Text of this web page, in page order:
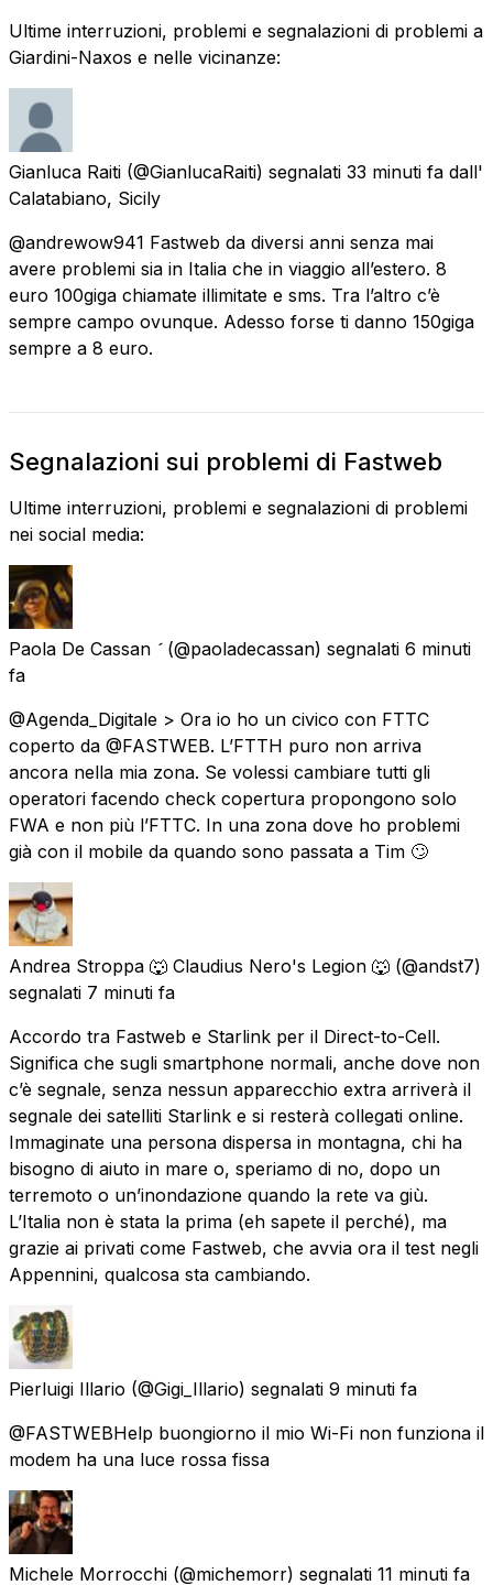
Ultime interruzioni, problemi e segnalazioni di problemi a
Giardini-Naxos e nelle vicinanze:
Gianluca Raiti (@GianlucaRaiti) segnalati 33 minuti fa dall'
Calatabiano, Sicily
@andrewow941 Fastweb da diversi anni senza mai
avere problemi sia in Italia che in viaggio all’estero. 8
euro 100giga chiamate illimitate e sms. Tra l’altro c’è
sempre campo ovunque. Adesso forse ti danno 150giga
sempre a 8 euro.
Segnalazioni sui problemi di Fastweb
Ultime interruzioni, problemi e segnalazioni di problemi
nei social media:
Paola De Cassan  (@paoladecassan) segnalati 6 minuti
fa
@Agenda_Digitale > Ora io ho un civico con FTTC
coperto da @FASTWEB. L’FTTH puro non arriva
ancora nella mia zona. Se volessi cambiare tutti gli
operatori facendo check copertura propongono solo
FWA e non più l’FTTC. In una zona dove ho problemi
già con il mobile da quando sono passata a Tim 🙄
Andrea Stroppa 🐺 Claudius Nero's Legion 🐺 (@andst7)
segnalati 7 minuti fa
Accordo tra Fastweb e Starlink per il Direct-to-Cell.
Significa che sugli smartphone normali, anche dove non
c’è segnale, senza nessun apparecchio extra arriverà il
segnale dei satelliti Starlink e si resterà collegati online.
Immaginate una persona dispersa in montagna, chi ha
bisogno di aiuto in mare o, speriamo di no, dopo un
terremoto o un’inondazione quando la rete va giù.
L’Italia non è stata la prima (eh sapete il perché), ma
grazie ai privati come Fastweb, che avvia ora il test negli
Appennini, qualcosa sta cambiando.
Pierluigi Illario (@Gigi_Illario) segnalati 9 minuti fa
@FASTWEBHelp buongiorno il mio Wi-Fi non funziona il
modem ha una luce rossa fissa
Michele Morrocchi (@michemorr) segnalati 11 minuti fa